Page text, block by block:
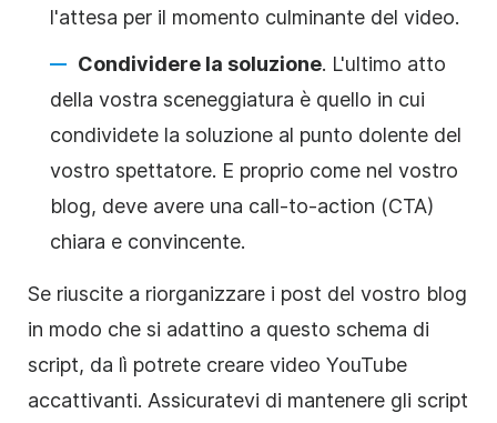
l'attesa per il momento culminante del video.
Condividere la soluzione. L'ultimo atto
della vostra sceneggiatura è quello in cui
condividete la soluzione al punto dolente del
vostro spettatore. E proprio come nel vostro
blog, deve avere una call-to-action (CTA)
chiara e convincente.
Se riuscite a riorganizzare i post del vostro blog
in modo che si adattino a questo schema di
script, da lì potrete creare video YouTube
accattivanti. Assicuratevi di mantenere gli script